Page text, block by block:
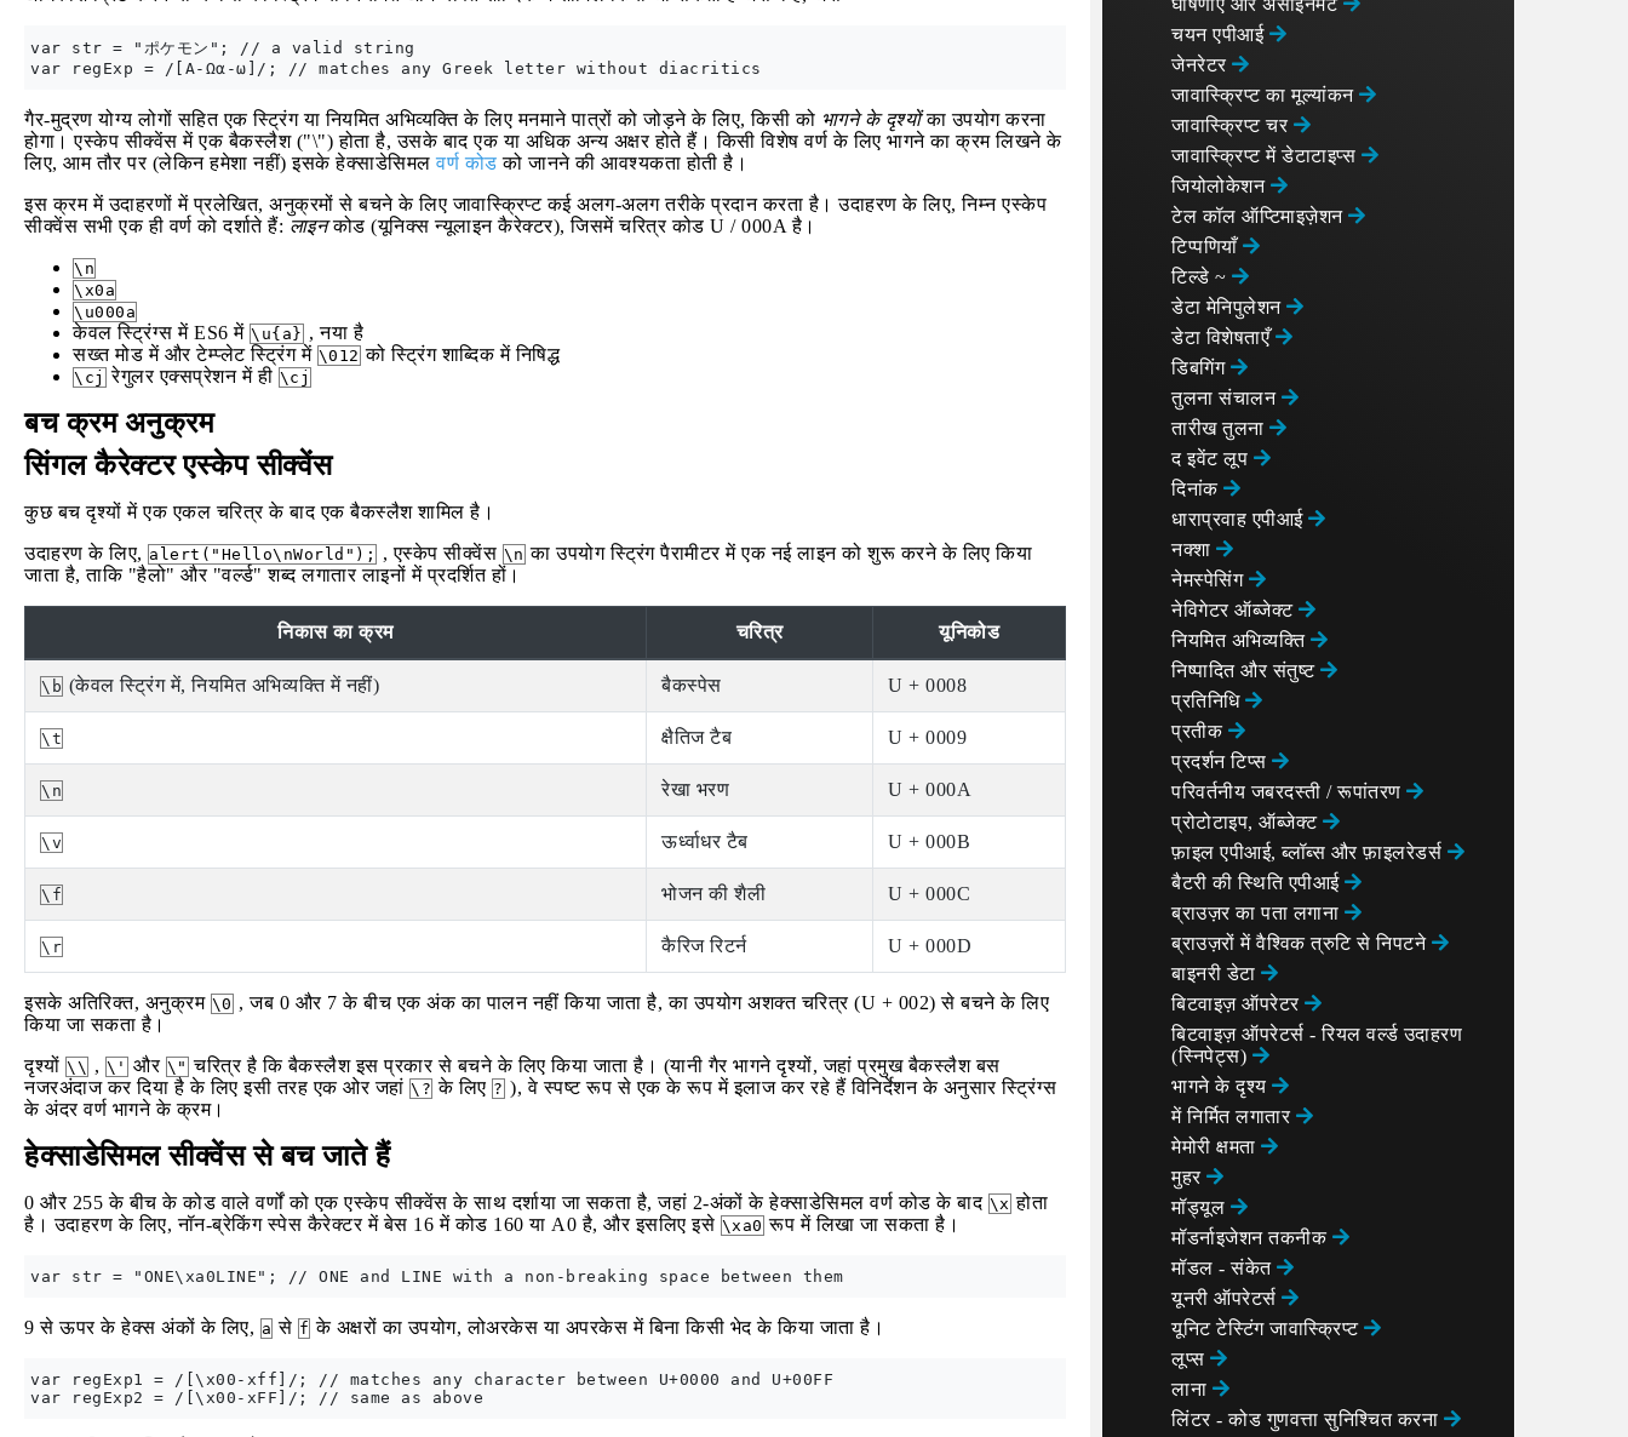
var str = "ポケモン"; // a valid string
गैर-मुद्रण योग्य लोगों सहित एक स्ट्रिंग या नियमित अभिव्यक्ति के लिए मनमाने पात्रों को जोड़ने के लिए, किसी को भागने के दृश्योंका उपयोग करना
होगा। एस्केप सीक्वेंस में एक बैकस्लैश ("\") होता है, उसके बाद एक या अधिक अन्य अक्षर होते हैं। किसी विशेष वर्ण के लिए भागने का क्रम लिखने के
लिए, आम तौर पर (लेकिन हमेशा नहीं) इसके हेक्साडेसिमलवर्ण कोड को जानने की आवश्यकता होती है।
इस क्रम में उदाहरणों में प्रलेखित, अनुक्रमों से बचने के लिए जावास्क्रिप्ट कई अलग-अलग तरीके प्रदान करता है। उदाहरण के लिए, निम्न एस्केप
सीक्वेंस सभी एक ही वर्ण को दर्शाते हैं: लाइनकोड (यूनिक्स न्यूलाइन कैरेक्टर), जिसमें चरित्र कोड U / 000A है।
\n
\x0a
\u000a
केवल स्ट्रिंग्स में ES6 में \u{a} , नया है
सख्त मोड में और टेम्प्लेट स्ट्रिंग में \012 को स्ट्रिंग शाब्दिक में निषिद्ध
\cj रेगुलर एक्सप्रेशन में ही \cj
बच क्रम अनुक्रम
सिंगल कैरेक्टर एस्केप सीक्वेंस
कुछ बच दृश्यों में एक एकल चरित्र के बाद एक बैकस्लैश शामिल है।
उदाहरण के लिए, alert("Hello\nWorld"); , एस्केप सीक्वेंस \n का उपयोग स्ट्रिंग पैरामीटर में एक नई लाइन को शुरू करने के लिए किया
जाता है, ताकि "हैलो" और "वर्ल्ड" शब्द लगातार लाइनों में प्रदर्शित हों।
निकास का क्रम चरित्र यूनिकोड
\b (केवल स्ट्रिंग में, नियमित अभिव्यक्ति में नहीं) बैकस्पेस U + 0008
\t क्षैतिज टैब U + 0009
\n रेखा भरण U + 000A
\v ऊर्ध्वाधर टैब U + 000B
\f भोजन की शैली U + 000C
\r कैरिज रिटर्न U + 000D
इसके अतिरिक्त, अनुक्रम \0 , जब 0 और 7 के बीच एक अंक का पालन नहीं किया जाता है, का उपयोग अशक्त चरित्र (U + 002) से बचने के लिए
किया जा सकता है।
दृश्यों \\ , \' और \" चरित्र है कि बैकस्लैश इस प्रकार से बचने के लिए किया जाता है। (यानी गैर भागने दृश्यों, जहां प्रमुख बैकस्लैश बस
नजरअंदाज कर दिया है के लिए इसी तरह एक ओर जहां \? के लिए ? ), वे स्पष्ट रूप से एक के रूप में इलाज कर रहे हैं विनिर्देशन के अनुसार स्ट्रिंग्स
के अंदर वर्ण भागने के क्रम।
हेक्साडेसिमल सीक्वेंस से बच जाते हैं
0 और 255 के बीच के कोड वाले वर्णों को एक एस्केप सीक्वेंस के साथ दर्शाया जा सकता है, जहां 2-अंकों के हेक्साडेसिमल वर्ण कोड के बाद \x होता
है। उदाहरण के लिए, नॉन-ब्रेकिंग स्पेस कैरेक्टर में बेस 16 में कोड 160 या A0 है, और इसलिए इसे \xa0 रूप में लिखा जा सकता है।
9 से ऊपर के हेक्स अंकों के लिए, a से f के अक्षरों का उपयोग, लोअरकेस या अपरकेस में बिना किसी भेद के किया जाता है।
var regExp1 = /[\x00-xff]/; // matches any character between U+0000 and U+00FF
घोषणाएँ और असाइनमेंट
चयन एपीआई
जेनरेटर
जावास्क्रिप्ट का मूल्यांकन
जावास्क्रिप्ट चर
जावास्क्रिप्ट में डेटाटाइप्स
जियोलोकेशन
टेल कॉल ऑप्टिमाइज़ेशन
टिप्पणियाँ
टिल्डे ~
डेटा मेनिपुलेशन
डेटा विशेषताएँ
डिबगिंग
तुलना संचालन
तारीख तुलना
द इवेंट लूप
दिनांक
धाराप्रवाह एपीआई
नक्शा
नेमस्पेसिंग
नेविगेटर ऑब्जेक्ट
नियमित अभिव्यक्ति
निष्पादित और संतुष्ट
प्रतिनिधि
प्रतीक
प्रदर्शन टिप्स
परिवर्तनीय जबरदस्ती / रूपांतरण
प्रोटोटाइप, ऑब्जेक्ट
फ़ाइल एपीआई, ब्लॉब्स और फ़ाइलरेडर्स
बैटरी की स्थिति एपीआई
ब्राउज़र का पता लगाना
ब्राउज़रों में वैश्विक त्रुटि से निपटने
बाइनरी डेटा
बिटवाइज़ ऑपरेटर
बिटवाइज़ ऑपरेटर्स - रियल वर्ल्ड उदाहरण
(स्निपेट्स)
भागने के दृश्य
में निर्मित लगातार
मेमोरी क्षमता
मुहर
मॉड्यूल
मॉडर्नाइजेशन तकनीक
मॉडल - संकेत
यूनरी ऑपरेटर्स
यूनिट टेस्टिंग जावास्क्रिप्ट
लूप्स
लाना
लिंटर - कोड गुणवत्ता सुनिश्चित करना